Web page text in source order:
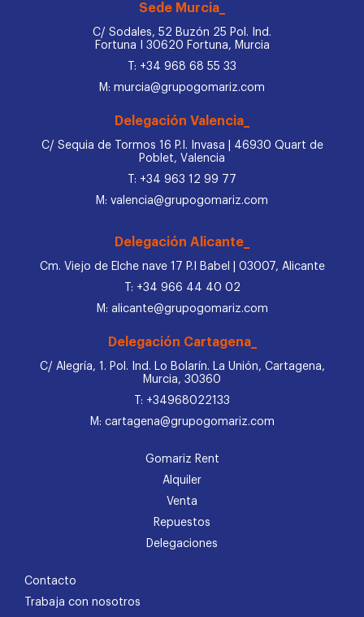
Sede Murcia_
C/ Sodales, 52 Buzón 25 Pol. Ind.
Fortuna I 30620 Fortuna, Murcia
T: +34 968 68 55 33
M: murcia@grupogomariz.com
Delegación Valencia_
C/ Sequia de Tormos 16 P.I. Invasa | 46930 Quart de
Poblet, Valencia
T: +34 963 12 99 77
M: valencia@grupogomariz.com
Delegación Alicante_
Cm. Viejo de Elche nave 17 P.I Babel | 03007, Alicante
T: +34 966 44 40 02
M: alicante@grupogomariz.com
Delegación Cartagena_
C/ Alegría, 1. Pol. Ind. Lo Bolarín. La Unión, Cartagena,
Murcia, 30360
T: +34968022133
M: cartagena@grupogomariz.com
Gomariz Rent
Alquiler
Venta
Repuestos
Delegaciones
Contacto
Trabaja con nosotros